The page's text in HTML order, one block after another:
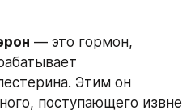
— это гормон,
Этим он
поступающего извне